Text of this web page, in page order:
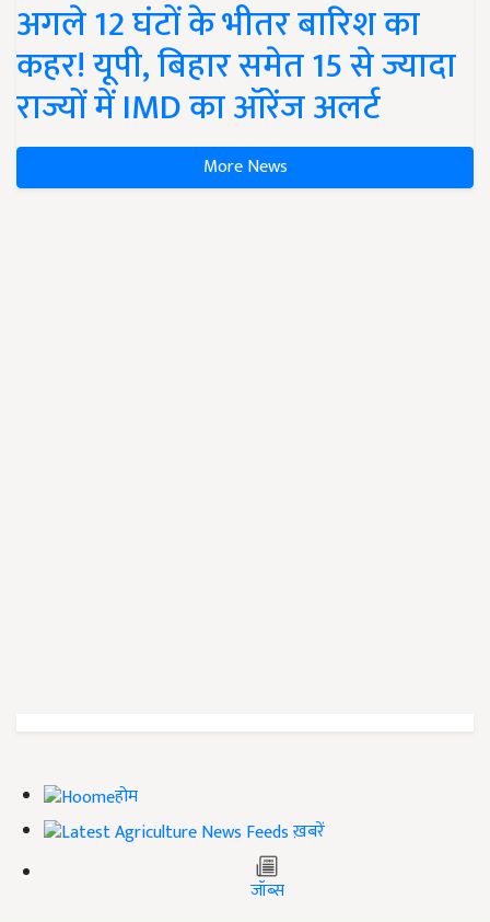
अगले 12 घंटों के भीतर बारिश का
कहर! यूपी, बिहार समेत 15 से ज्यादा
राज्यों में IMD का ऑरेंज अलर्ट
More News
होम
ख़बरें
जॉब्स